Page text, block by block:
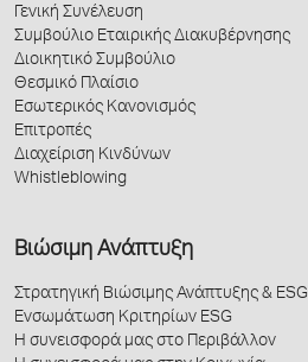
Γενική Συνέλευση
Συμβούλιο Εταιρικής Διακυβέρνησης
Διοικητικό Συμβούλιο
Θεσμικό Πλαίσιο
Εσωτερικός Κανονισμός
Επιτροπές
Διαχείριση Κινδύνων
Whistleblowing
Βιώσιμη Ανάπτυξη
Στρατηγική Βιώσιμης Ανάπτυξης & ESG
Ενσωμάτωση Κριτηρίων ESG
Η συνεισφορά μας στο Περιβάλλον